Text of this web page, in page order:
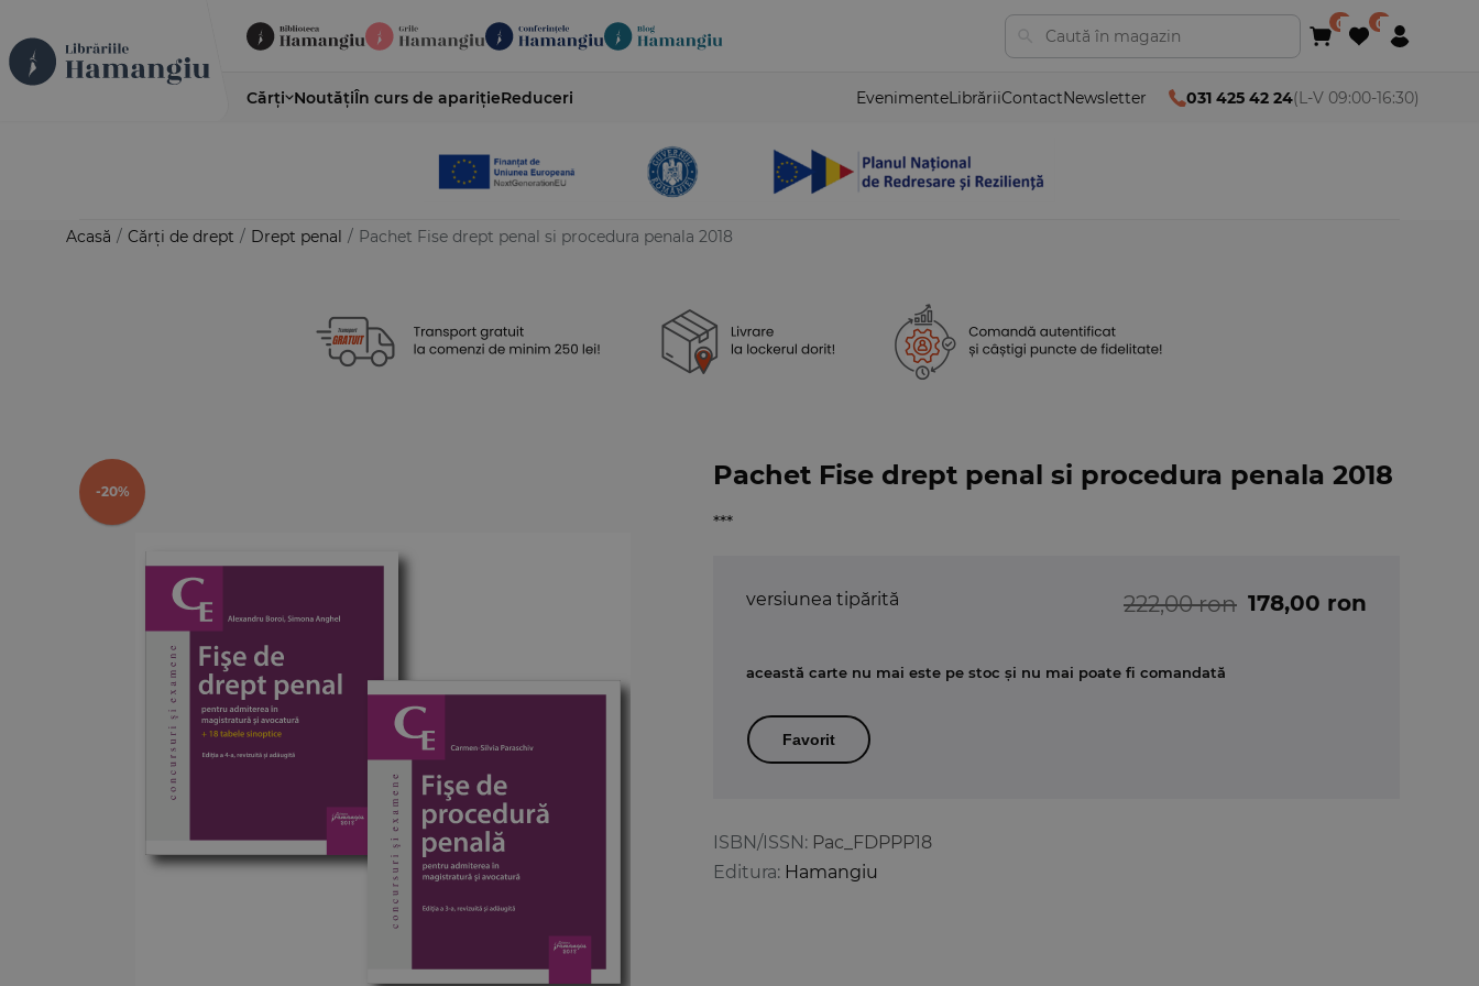
Cărți NoutățiÎn curs de aparițieReduceri EvenimenteLibrăriiContactNewsletter 031 425 42 24(L-V 09:00-16:30)
Acasă / Cărți de drept / Drept penal / Pachet Fise drept penal si procedura penala 2018
-20%
Pachet Fise drept penal si procedura penala 2018
***
ISBN/ISSN: Pac_FDPPP18
Editura: Hamangiu
versiunea tipărită 222,00 ron 178,00 ron
această carte nu mai este pe stoc și nu mai poate fi comandată
Favorit